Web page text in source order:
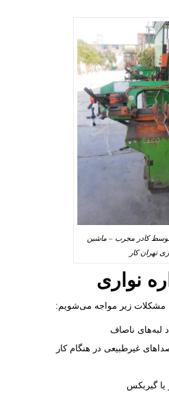
توسط کادر مجرب – ماشین
تهران کار
نواری
مشکلات زیر مواجه می‌شویم:
لبه‌های ناصاف
غیرطبیعی در هنگام کار
گیربکس